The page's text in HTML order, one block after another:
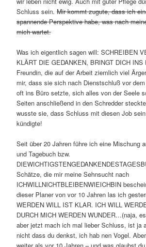
Schluss sein.Mir kommt zugute, dass ich
spannende Perspektive habe, was nach
mich wartet.
Was ich eigentlich sagen will: SCHREIBEN
KLÄRT DIE GEDANKEN, BRINGT DICH INS
Freundin, die auf der Arbeit ziemlich viel
mir, dass sie sich nach Dienstschluß vor
oft ins Büro setzte, sich alles von der Seele
Seiten anschließend in den Schredder
wusste sie, dass Schluss mit diesen Job
kündigte!
Seit über 20 Jahren führe ich eine Mischung
und Tagebuch bzw.
Schätze, die mir meine Sehnsucht nach
ICHWILLNICHTBLEIBENWIEICHBIN
dieser Planer von vor 10 Jahren las ich
WERDEN WILL IST KLAR. ICH WILL
DURCH MICH WERDEN WUNDER…(naja,
aber jetzt mach ich mal lieber Schluss, ist ja
nicht dass du denkst, ich hab nen Vogel.